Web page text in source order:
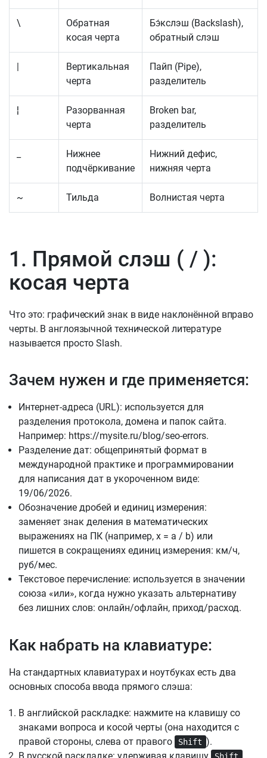
\
Обратная
косая черта
Бэ́кслэш (Backslash),
обратный слэш
|
Вертикальная
черта
Пайп (Pipe),
разделитель
¦
Разорванная
черта
Broken bar,
разделитель
Нижнее
подчёркивание
Нижний дефис,
нижняя черта
~ Тильда Волнистая черта
1. Прямой слэш ( / ):
косая черта
Что это: графический знак в виде наклонённой вправо
черты. В англоязычной технической литературе
называется просто Slash.
Зачем нужен и где применяется:
Интернет-адреса (URL): используется для
разделения протокола, домена и папок сайта.
Например: https://mysite.ru/blog/seo-errors.
Разделение дат: общепринятый формат в
международной практике и программировании
для написания дат в укороченном виде:
19/06/2026.
Обозначение дробей и единиц измерения:
заменяет знак деления в математических
выражениях на ПК (например, x = a / b) или
пишется в сокращениях единиц измерения: км/ч,
руб/мес.
Текстовое перечисление: используется в значении
союза «или», когда нужно указать альтернативу
без лишних слов: онлайн/офлайн, приход/расход.
Как набрать на клавиатуре:
На стандартных клавиатурах и ноутбуках есть два
основных способа ввода прямого слэша:
В английской раскладке: нажмите на клавишу со
знаками вопроса и косой черты (она находится с
правой стороны, слева от правого
Shift ).